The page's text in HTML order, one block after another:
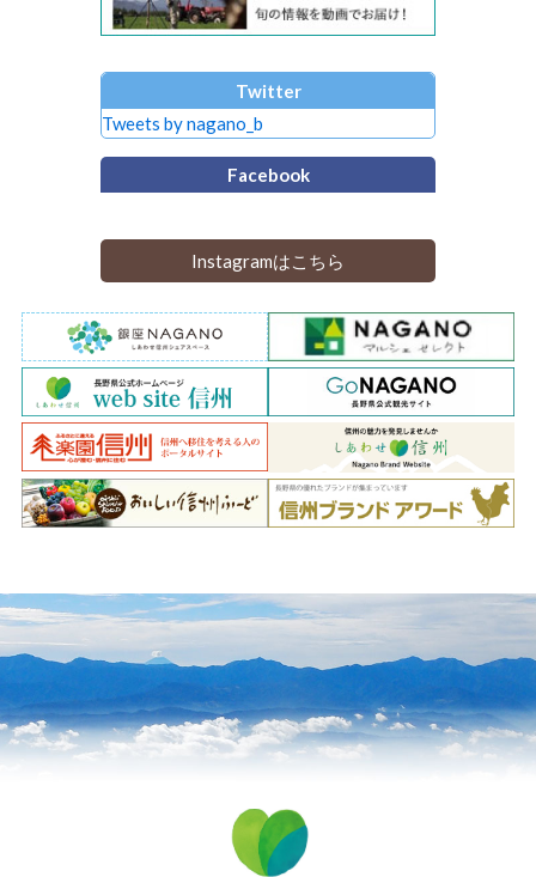
Twitter
Tweets by nagano_b
Facebook
Instagramはこちら